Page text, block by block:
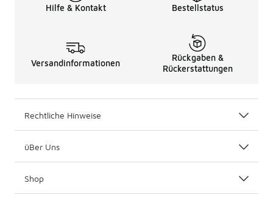
Hilfe & Kontakt Bestellstatus
Versandinformationen
Rückgaben &
Rückerstattungen
Rechtliche Hinweise
üBer Uns
Shop